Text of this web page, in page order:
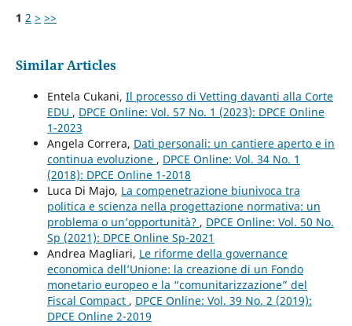
1 2 > >>
Similar Articles
Entela Cukani, Il processo di Vetting davanti alla Corte
EDU , DPCE Online: Vol. 57 No. 1 (2023): DPCE Online
1-2023
Angela Correra, Dati personali: un cantiere aperto e in
continua evoluzione , DPCE Online: Vol. 34 No. 1
(2018): DPCE Online 1-2018
Luca Di Majo, La compenetrazione biunivoca tra
politica e scienza nella progettazione normativa: un
problema o un’opportunità? , DPCE Online: Vol. 50 No.
Sp (2021): DPCE Online Sp-2021
Andrea Magliari, Le riforme della governance
economica dell’Unione: la creazione di un Fondo
monetario europeo e la “comunitarizzazione” del
Fiscal Compact , DPCE Online: Vol. 39 No. 2 (2019):
DPCE Online 2-2019